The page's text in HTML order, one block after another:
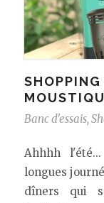
Banc d'essais,
Ahhhh
longues
dîners qui